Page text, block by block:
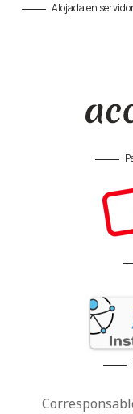
Alojada en